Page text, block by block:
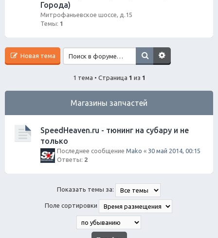
Города)
Митрофаньевское шоссе, д.15
Темы: 1
Новая тема
1 тема • Страница 1 из 1
Магазины запчастей
SpeedHeaven.ru - тюнинг на субару и не
только
Последнее сообщение Mako « 30 май 2014, 00:15
Ответы: 2
Показать темы за:
Поле сортировки